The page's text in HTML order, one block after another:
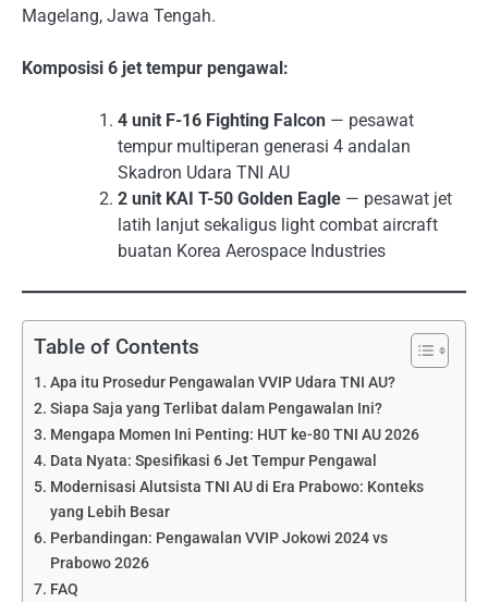
Magelang, Jawa Tengah.
Komposisi 6 jet tempur pengawal:
4 unit F-16 Fighting Falcon — pesawat
tempur multiperan generasi 4 andalan
Skadron Udara TNI AU
2 unit KAI T-50 Golden Eagle — pesawat jet
latih lanjut sekaligus light combat aircraft
buatan Korea Aerospace Industries
Table of Contents
Apa itu Prosedur Pengawalan VVIP Udara TNI AU?
Siapa Saja yang Terlibat dalam Pengawalan Ini?
Mengapa Momen Ini Penting: HUT ke-80 TNI AU 2026
Data Nyata: Spesifikasi 6 Jet Tempur Pengawal
Modernisasi Alutsista TNI AU di Era Prabowo: Konteks
yang Lebih Besar
Perbandingan: Pengawalan VVIP Jokowi 2024 vs
Prabowo 2026
FAQ